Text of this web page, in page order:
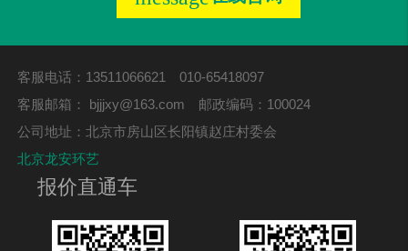
客服电话：13511066621 010-65418097
客服邮箱： bjjjxy@163.com 邮政编码：100024
公司地址：北京市房山区长阳镇赵庄村委会
北京龙安环艺
报价直通车